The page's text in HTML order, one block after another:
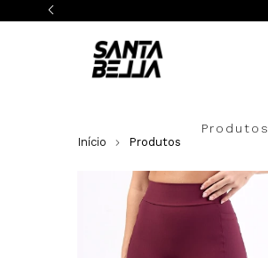
Produtos
Início Produtos